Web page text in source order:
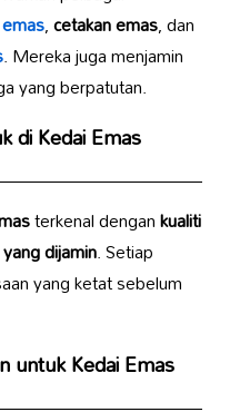
,cetakan emas, dan
. Mereka juga menjamin
yang berpatutan.
diKedai Emas
terkenal dengankualiti
dijamin. Setiap
yang ketat sebelum
untukKedai Emas